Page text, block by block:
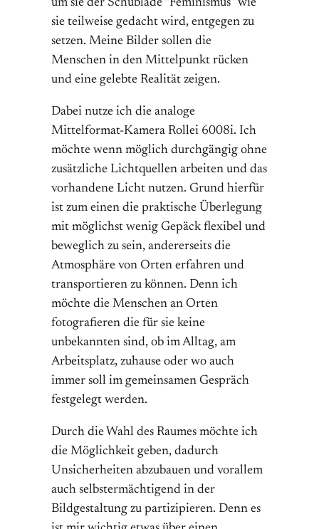
um sie der Schublade “Feminismus” wie
sie teilweise gedacht wird, entgegen zu
setzen. Meine Bilder sollen die
Menschen in den Mittelpunkt rücken
und eine gelebte Realität zeigen.
Dabei nutze ich die analoge
Mittelformat-Kamera Rollei 6008i. Ich
möchte wenn möglich durchgängig ohne
zusätzliche Lichtquellen arbeiten und das
vorhandene Licht nutzen. Grund hierfür
ist zum einen die praktische Überlegung
mit möglichst wenig Gepäck flexibel und
beweglich zu sein, andererseits die
Atmosphäre von Orten erfahren und
transportieren zu können. Denn ich
möchte die Menschen an Orten
fotografieren die für sie keine
unbekannten sind, ob im Alltag, am
Arbeitsplatz, zuhause oder wo auch
immer soll im gemeinsamen Gespräch
festgelegt werden.
Durch die Wahl des Raumes möchte ich
die Möglichkeit geben, dadurch
Unsicherheiten abzubauen und vorallem
auch selbstermächtigend in der
Bildgestaltung zu partizipieren. Denn es